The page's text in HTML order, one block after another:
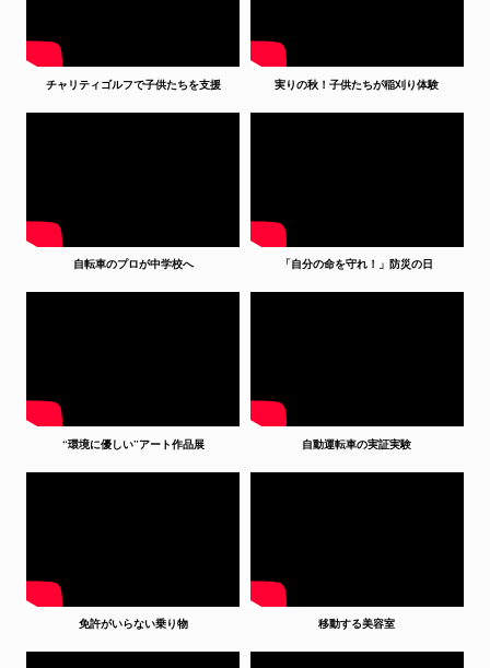
チャリティゴルフで子供たちを支援 実りの秋！子供たちが稲刈り体験
自転車のプロが中学校へ 「自分の命を守れ！」防災の日
“環境に優しい”アート作品展 自動運転車の実証実験
免許がいらない乗り物 移動する美容室